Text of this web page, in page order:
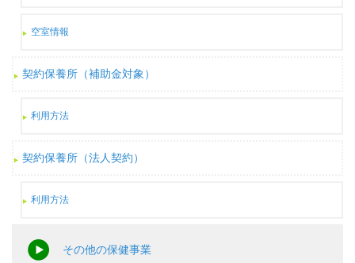
空室情報
契約保養所（補助金対象）
利用方法
契約保養所（法人契約）
利用方法
その他の保健事業